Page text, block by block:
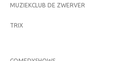
MUZIEKCLUB DE ZWERVER
TRIX